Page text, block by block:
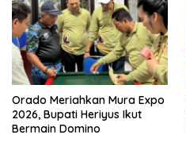
Orado Meriahkan Mura Expo
2026, Bupati Heriyus Ikut
Bermain Domino